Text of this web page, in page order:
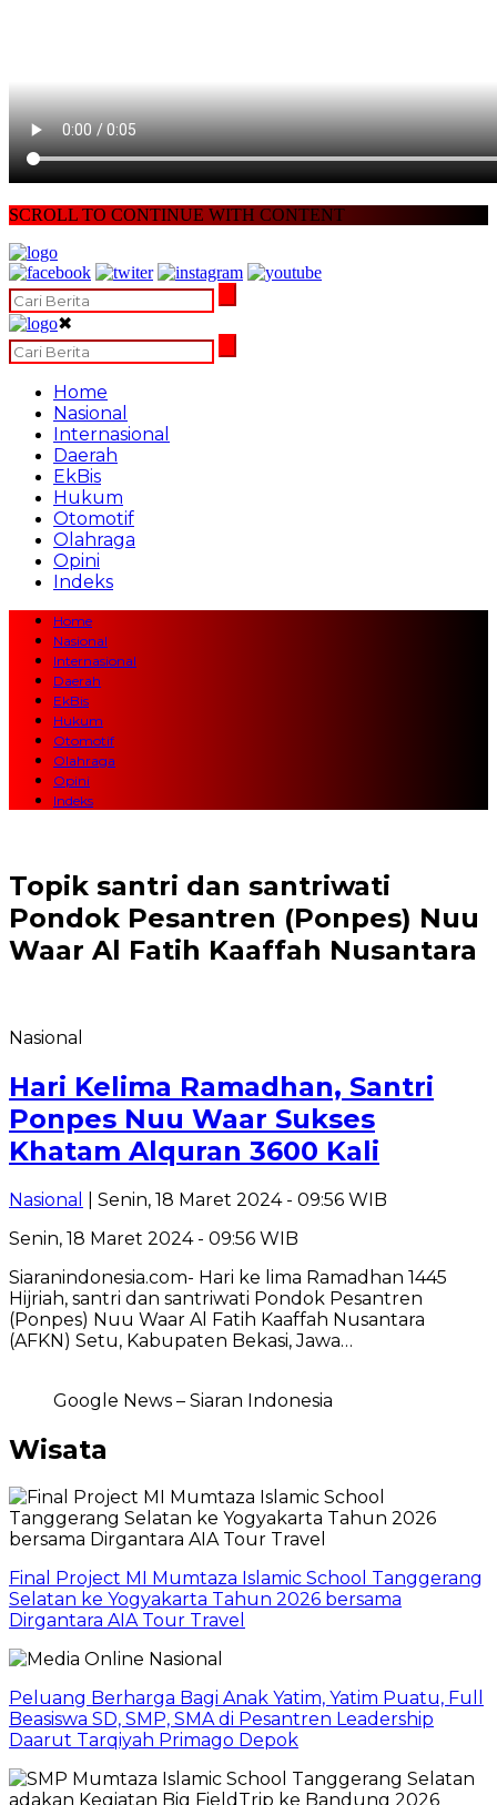
SCROLL TO CONTINUE WITH CONTENT
✖
Home
Nasional
Internasional
Daerah
EkBis
Hukum
Otomotif
Olahraga
Opini
Indeks
Home
Nasional
Internasional
Daerah
EkBis
Hukum
Otomotif
Olahraga
Opini
Indeks
Topik santri dan santriwati
Pondok Pesantren (Ponpes) Nuu
Waar Al Fatih Kaaffah Nusantara
Nasional
Hari Kelima Ramadhan, Santri
Ponpes Nuu Waar Sukses
Khatam Alquran 3600 Kali
Nasional
| Senin, 18 Maret 2024 - 09:56 WIB
Senin, 18 Maret 2024 - 09:56 WIB
Siaranindonesia.com- Hari ke lima Ramadhan 1445
Hijriah, santri dan santriwati Pondok Pesantren
(Ponpes) Nuu Waar Al Fatih Kaaffah Nusantara
(AFKN) Setu, Kabupaten Bekasi, Jawa…
Google News – Siaran Indonesia
Wisata
Final Project MI Mumtaza Islamic School Tanggerang
Selatan ke Yogyakarta Tahun 2026 bersama
Dirgantara AIA Tour Travel
Peluang Berharga Bagi Anak Yatim, Yatim Puatu, Full
Beasiswa SD, SMP, SMA di Pesantren Leadership
Daarut Tarqiyah Primago Depok